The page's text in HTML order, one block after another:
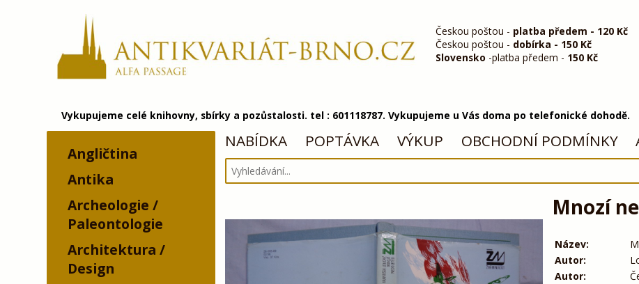
Českou poštou - platba předem - 120 Kč
Českou poštou - dobírka - 150 Kč
Slovensko -platba předem - 150 Kč
Vykupujeme celé knihovny, sbírky a pozůstalosti. tel : 601118787. Vykupujeme u Vás doma po telefonické dohodě.
Angličtina
Antika
Archeologie /
Paleontologie
Architektura /
Design
NABÍDKA POPTÁVKA VÝKUP OBCHODNÍ PODMÍNKY
Mnozí
Název:
Autor:
Autor: